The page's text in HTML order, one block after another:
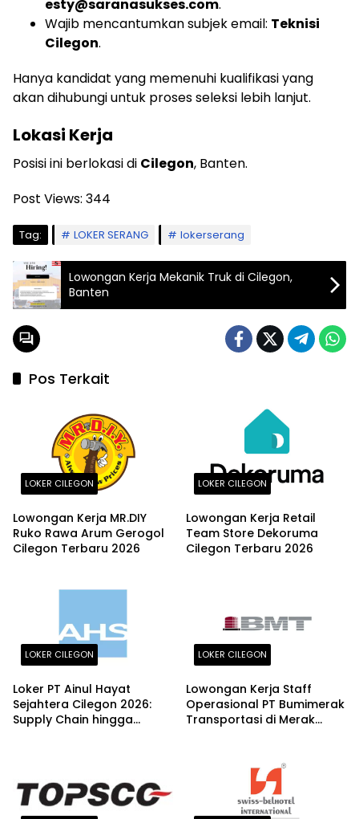
esty@saranasukses.com.
Wajib mencantumkan subjek email: Teknisi
Cilegon.
Hanya kandidat yang memenuhi kualifikasi yang
akan dihubungi untuk proses seleksi lebih lanjut.
Lokasi Kerja
Posisi ini berlokasi di Cilegon, Banten.
Post Views: 344
Tag: LOKER SERANG lokerserang
Lowongan Kerja Mekanik Truk di Cilegon,
Banten
Pos Terkait
LOKER CILEGON
Lowongan Kerja MR.DIY
Ruko Rawa Arum Gerogol
Cilegon Terbaru 2026
LOKER CILEGON
Lowongan Kerja Retail
Team Store Dekoruma
Cilegon Terbaru 2026
LOKER CILEGON
Loker PT Ainul Hayat
Sejahtera Cilegon 2026:
Supply Chain hingga
LOKER CILEGON
Lowongan Kerja Staff
Operasional PT Bumimerak
Transportasi di Merak